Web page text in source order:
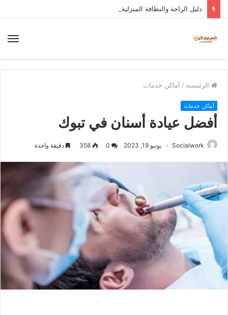
دليل الراحة والنظافة المنزلية
الرئيسية / أماكن خدمات
أماكن خدمات
أفضل عيادة أسنان في تبوك
Socialwork يونيو 19, 2023 358 دقيقة واحدة